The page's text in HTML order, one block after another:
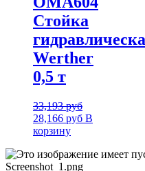
Стойка
Werther
0,5 т
33,193руб
28,166 руб В
корзину